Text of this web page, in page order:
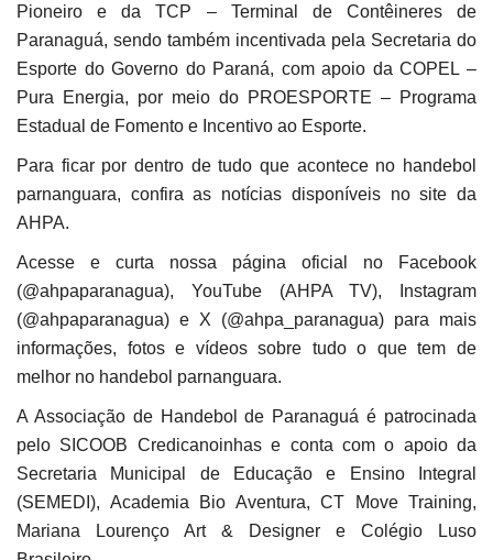
Pioneiro e da TCP – Terminal de Contêineres de
Paranaguá, sendo também incentivada pela Secretaria do
Esporte do Governo do Paraná, com apoio da COPEL –
Pura Energia, por meio do PROESPORTE – Programa
Estadual de Fomento e Incentivo ao Esporte.
Para ficar por dentro de tudo que acontece no handebol
parnanguara, confira as notícias disponíveis no site da
AHPA.
Acesse e curta nossa página oficial no Facebook
(@ahpaparanagua), YouTube (AHPA TV), Instagram
(@ahpaparanagua) e X (@ahpa_paranagua) para mais
informações, fotos e vídeos sobre tudo o que tem de
melhor no handebol parnanguara.
A Associação de Handebol de Paranaguá é patrocinada
pelo SICOOB Credicanoinhas e conta com o apoio da
Secretaria Municipal de Educação e Ensino Integral
(SEMEDI), Academia Bio Aventura, CT Move Training,
Mariana Lourenço Art & Designer e Colégio Luso